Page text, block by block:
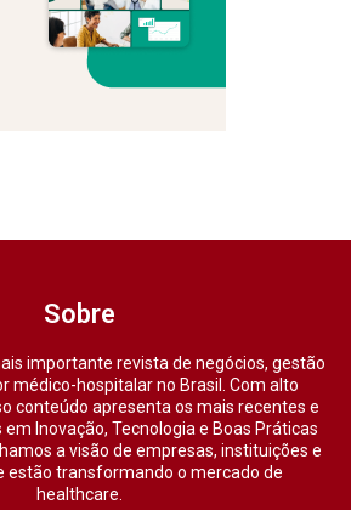
Sobre
importante revista de negócios, gestão
médico-hospitalar no Brasil. Com alto
conteúdo apresenta os mais recentes e
Inovação, Tecnologia e Boas Práticas
a visão de empresas, instituições e
estão transformando o mercado de
healthcare.